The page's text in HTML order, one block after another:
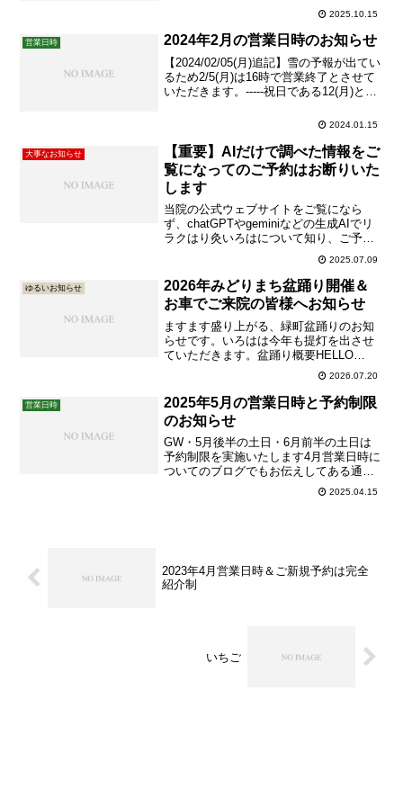
増えています。当院の方針として、ワク
を避けら...
2025.10.15
営業日時 2024年2月の営業日時のお知らせ
【2024/02/05(月)追記】雪の予報が出てい
るため2/5(月)は16時で営業終了とさせて
いただきます。-----祝日である12(月)と
了、18:15閉店(退店)とさせていただきま
ウイルスの新しい...
2024.01.15
大事なお知らせ
【重要】AIだけで調べた情報をご
覧になってのご予約はお断りいた
します
当院の公式ウェブサイトをご覧になら
ず、chatGPTやgeminiなどの生成AIでリ
ラクはり灸いろはについて知り、ご予約
電話をかけようとしていらっしゃる方へ
向けての投稿です。生成AIでしか情報を
収集せずご予約電話することを禁止しま
すchatGPTやgemini等で当院について知
り...
2025.07.09
ゆるいお知らせ
2026年みどりまち盆踊り開催＆
お車でご来院の皆様へお知らせ
ますます盛り上がる、緑町盆踊りのお知
らせです。いろはは今年も提灯を出させ
ていただきます。盆踊り概要HELLO
GARDENの公式発表によると 日程：2026
年7月25日（土）・26日（日）※両日雨天
の場合は盆踊りのみ27日（月）に順延 時
間：16:00-21:00（緑町公園での盆...
2026.07.20
営業日時
2025年5月の営業日時と予約制限
のお知らせ
GW・5月後半の土日・6月前半の土日は
予約制限を実施いたします4月営業日時に
ついてのブログでもお伝えしてある通
り、ゴールデンウィークは初回ご予約不
可、再来限定でのご予約受付を実施いた
2025.04.15
2023年4月営業日時＆ご新規予約は完全
紹介制
いちご